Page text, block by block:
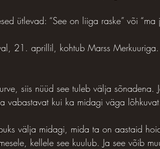
ütlevad: “See on liiga raske” või
21. aprillil, kohtub Marss
siis nüüd see tuleb välja sõnadena.
vabastavat kui ka midagi väga
välja midagi, mida ta on aastaid
kellele see kuulub. Ja see võib